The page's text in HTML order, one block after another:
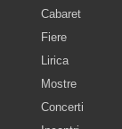
Cabaret
Fiere
Lirica
Mostre
Concerti